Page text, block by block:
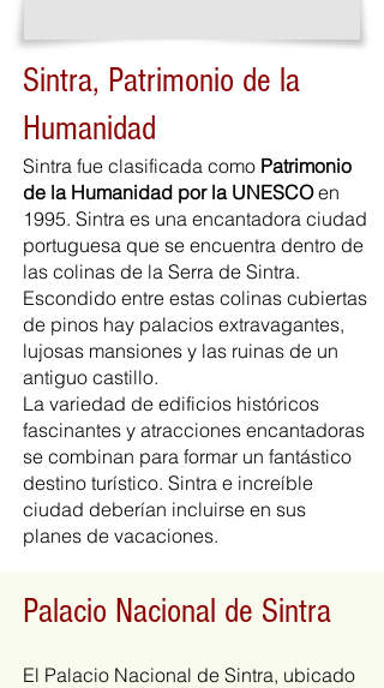
Sintra, Patrimonio de la
Humanidad
Sintra fue clasificada como Patrimonio
de la Humanidad por la UNESCOen
1995. Sintra es una encantadora ciudad
portuguesa que se encuentra dentro de
las colinas de la Serra de Sintra.
Escondido entre estas colinas cubiertas
de pinos hay palacios extravagantes,
lujosas mansiones y las ruinas de un
antiguo castillo.
La variedad de edificios históricos
fascinantes y atracciones encantadoras
se combinan para formar un fantástico
destino turístico. Sintra e increíble
ciudad deberían incluirse en sus
planes de vacaciones.
Palacio Nacional de Sintra
El Palacio Nacional de Sintra, ubicado